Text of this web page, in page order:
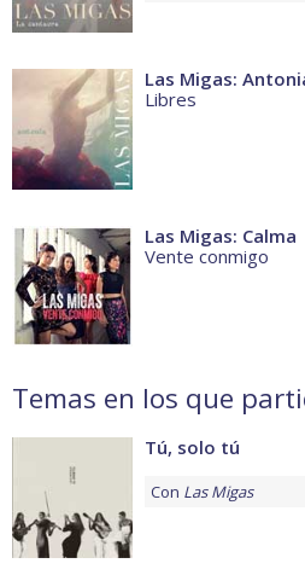
Las Migas:
Libres
Las Migas: Calma
Vente conmigo
Temas en los que
Tú, solo tú
Con Las Migas